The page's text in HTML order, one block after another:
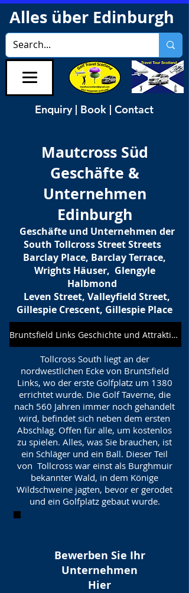
Alles über Edinburgh
Enquiry | Book | Contact
Mautcross Süd
Geschäfte &
Unternehmen
Edinburgh
Geschäfte und Unternehmen der
South Tollcross Street Streets
Barclay Place, Barclay Terrace,
Wrights Häuser, Glengyle
Halbmond
Leven Street, Valleyfield Street,
Gillespie Crescent, Gillespie Place
Bruntsfield Links Geschichte und Attraktionen
Tollcross South liegt an der
nordwestlichen Ecke von Bruntsfield
Links, wo der erste Golfplatz um 1380
errichtet wurde. Die Golf Taverne, die
nach 560 Jahren immer noch gehandelt
wird, befindet sich neben dem ersten
Abschlag. Offen für alle, um kostenlos
zu spielen. Alles, was Sie brauchen, ist
ein Schläger und ein Ball. Dieser Teil
von Tollcross war einst als Burghmuir
bekannter Wald, in dem Könige
Wildschweine jagten, bevor er gerodet
und ein Golfplatz gebaut wurde.
Bewerben Sie Ihr
Unternehmen
Hier